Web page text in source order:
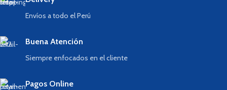
Envíos a todo el Perú
Buena Atención
Siempre enfocados en el cliente
Pagos Online